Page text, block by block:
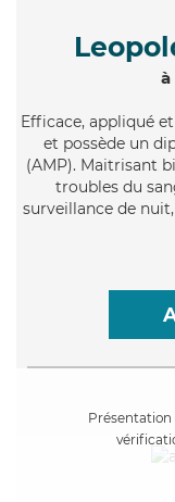
à
Efficace, appliqué
et possède un
(AMP). Maitrisant
troubles du
surveillance de
Présentation